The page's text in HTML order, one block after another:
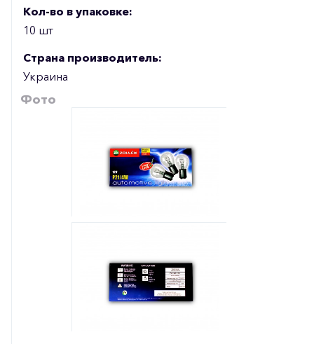
Кол-во в упаковке:
10 шт
Страна производитель:
Украина
Фото